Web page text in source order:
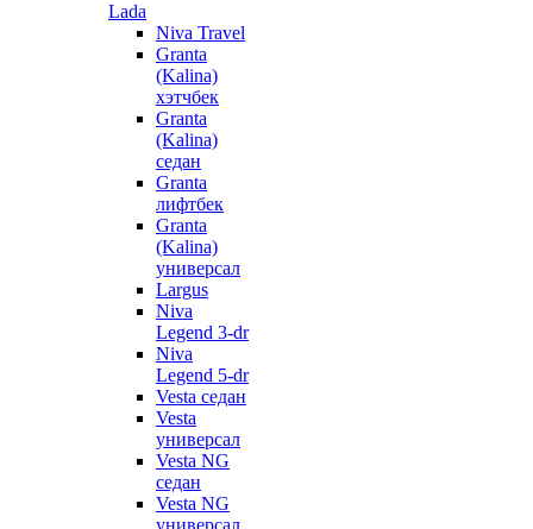
Lada
Niva Travel
Granta
(Kalina)
хэтчбек
Granta
(Kalina)
седан
Granta
лифтбек
Granta
(Kalina)
универсал
Largus
Niva
Legend 3-dr
Niva
Legend 5-dr
Vesta седан
Vesta
универсал
Vesta NG
седан
Vesta NG
универсал